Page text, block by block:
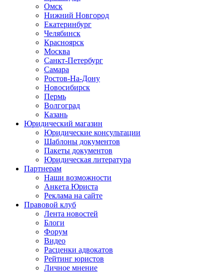
Омск
Нижний Новгород
Екатеринбург
Челябинск
Красноярск
Москва
Санкт-Петербург
Самара
Ростов-На-Дону
Новосибирск
Пермь
Волгоград
Казань
Юридический магазин
Юридические консультации
Шаблоны документов
Пакеты документов
Юридическая литература
Партнерам
Наши возможности
Анкета Юриста
Реклама на сайте
Правовой клуб
Лента новостей
Блоги
Форум
Видео
Расценки адвокатов
Рейтинг юристов
Личное мнение